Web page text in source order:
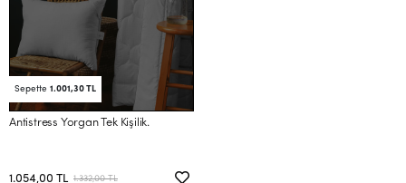
Sepette 1.001,30 TL
Antistress Yorgan Tek Kişilik.
1.054,00 TL 1.332,00 TL